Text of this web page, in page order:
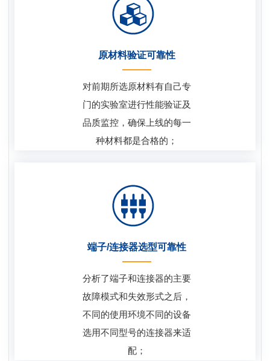
原材料验证可靠性
对前期所选原材料有自己专
门的实验室进行性能验证及
品质监控，确保上线的每一
种材料都是合格的；
端子/连接器选型可靠性
分析了端子和连接器的主要
故障模式和失效形式之后，
不同的使用环境不同的设备
选用不同型号的连接器来适
配；